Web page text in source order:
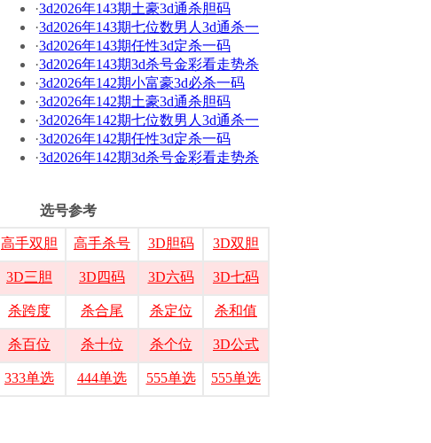
·3d2026年143期土豪3d通杀胆码
·3d2026年143期七位数男人3d通杀一
·3d2026年143期任性3d定杀一码
·3d2026年143期3d杀号金彩看走势杀
·3d2026年142期小富豪3d必杀一码
·3d2026年142期土豪3d通杀胆码
·3d2026年142期七位数男人3d通杀一
·3d2026年142期任性3d定杀一码
·3d2026年142期3d杀号金彩看走势杀
选号参考
高手双胆 高手杀号 3D胆码 3D双胆
3D三胆 3D四码 3D六码 3D七码
杀跨度 杀合尾 杀定位 杀和值
杀百位 杀十位 杀个位 3D公式
333单选 444单选 555单选 555单选